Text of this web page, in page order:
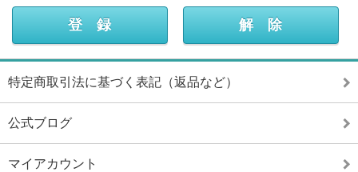
特定商取引法に基づく表記（返品など）
公式ブログ
マイアカウント